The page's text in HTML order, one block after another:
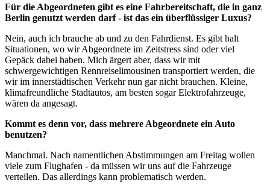
Für die Abgeordneten gibt es eine Fahrbereitschaft, die in ganz
Berlin genutzt werden darf - ist das ein überflüssiger Luxus?
Nein, auch ich brauche ab und zu den Fahrdienst. Es gibt halt
Situationen, wo wir Abgeordnete im Zeitstress sind oder viel
Gepäck dabei haben. Mich ärgert aber, dass wir mit
schwergewichtigen Rennreiselimousinen transportiert werden, die
wir im innerstädtischen Verkehr nun gar nicht brauchen. Kleine,
klimafreundliche Stadtautos, am besten sogar Elektrofahrzeuge,
wären da angesagt.
Kommt es denn vor, dass mehrere Abgeordnete ein Auto
benutzen?
Manchmal. Nach namentlichen Abstimmungen am Freitag wollen
viele zum Flughafen - da müssen wir uns auf die Fahrzeuge
verteilen. Das allerdings kann problematisch werden.